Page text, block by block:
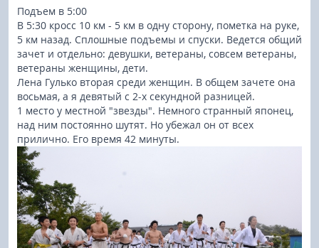
Подъем в 5:00
В 5:30 кросс 10 км - 5 км в одну сторону, пометка на руке,
5 км назад. Сплошные подъемы и спуски. Ведется общий
зачет и отдельно: девушки, ветераны, совсем ветераны,
ветераны женщины, дети.
Лена Гулько вторая среди женщин. В общем зачете она
восьмая, а я девятый с 2-х секундной разницей.
1 место у местной "звезды". Немного странный японец,
над ним постоянно шутят. Но убежал он от всех
прилично. Его время 42 минуты.